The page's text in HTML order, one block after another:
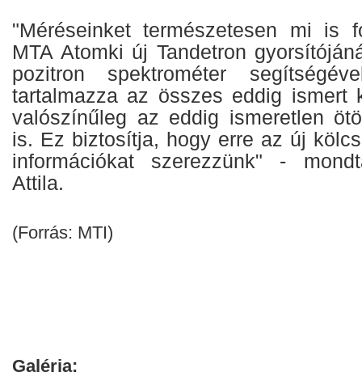
"Méréseinket természetesen mi is
MTA Atomki új Tandetron
pozitron spektrométer
tartalmazza az összes eddig ismert
valószínűleg az eddig ismeretlen
is. Ez biztosítja, hogy erre az új
információkat szerezzünk" -
Attila.
(Forrás: MTI)
Galéria: